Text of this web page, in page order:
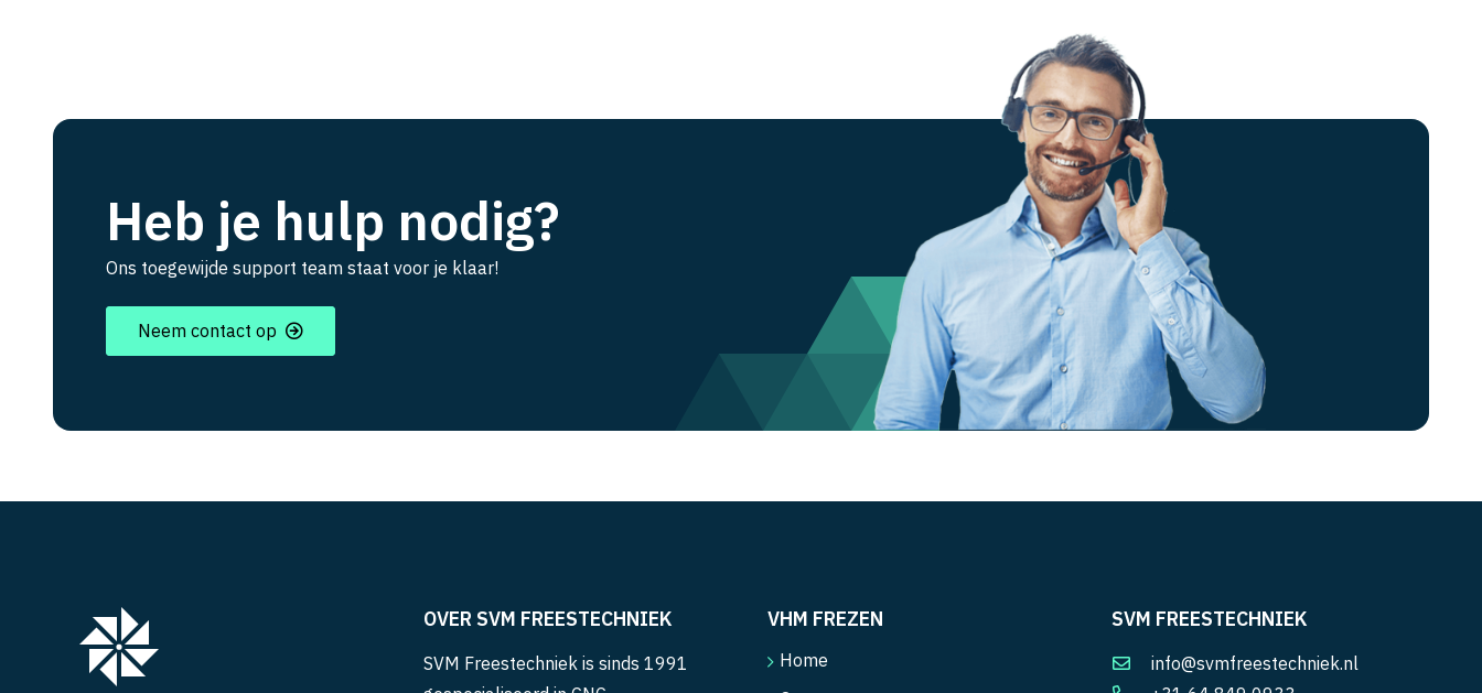
Heb je hulp nodig?
Ons toegewijde support team staat voor je klaar!
Neem contact op
OVER SVM FREESTECHNIEK
SVM Freestechniek is sinds 1991
VHM FREZEN
Home
SVM FREESTECHNIEK
info@svmfreestechniek.nl